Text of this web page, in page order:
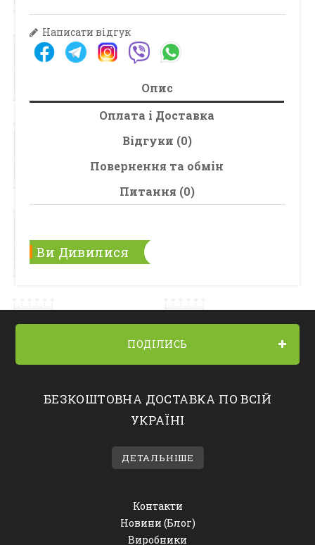
Написати відгук
Опис
Оплата і Доставка
Відгуки (0)
Повернення та обмін
Питання (0)
Ви Дивилися
ПОДІЛИСЬ
БЕЗКОШТОВНА ДОСТАВКА ПО ВСІЙ
УКРАЇНІ
ДЕТАЛЬНІШЕ
Контакти
Новини (Блог)
Виробники